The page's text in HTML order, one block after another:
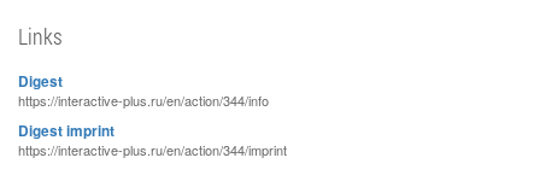
Links
Digest
https://interactive-plus.ru/en/action/344/info
Digest imprint
https://interactive-plus.ru/en/action/344/imprint